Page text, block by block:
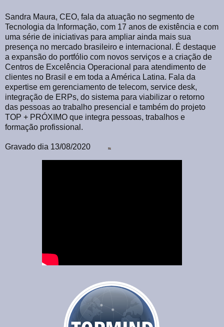
Sandra Maura, CEO, fala da atuação no segmento de
Tecnologia da Informação, com 17 anos de existência e com
uma série de iniciativas para ampliar ainda mais sua
presença no mercado brasileiro e internacional. É destaque
a expansão do portfólio com novos serviços e a criação de
Centros de Excelência Operacional para atendimento de
clientes no Brasil e em toda a América Latina. Fala da
expertise em gerenciamento de telecom, service desk,
integração de ERPs, do sistema para viabilizar o retorno
das pessoas ao trabalho presencial e também do projeto
TOP + PRÓXIMO que integra pessoas, trabalhos e
formação profissional.
Gravado dia 13/08/2020